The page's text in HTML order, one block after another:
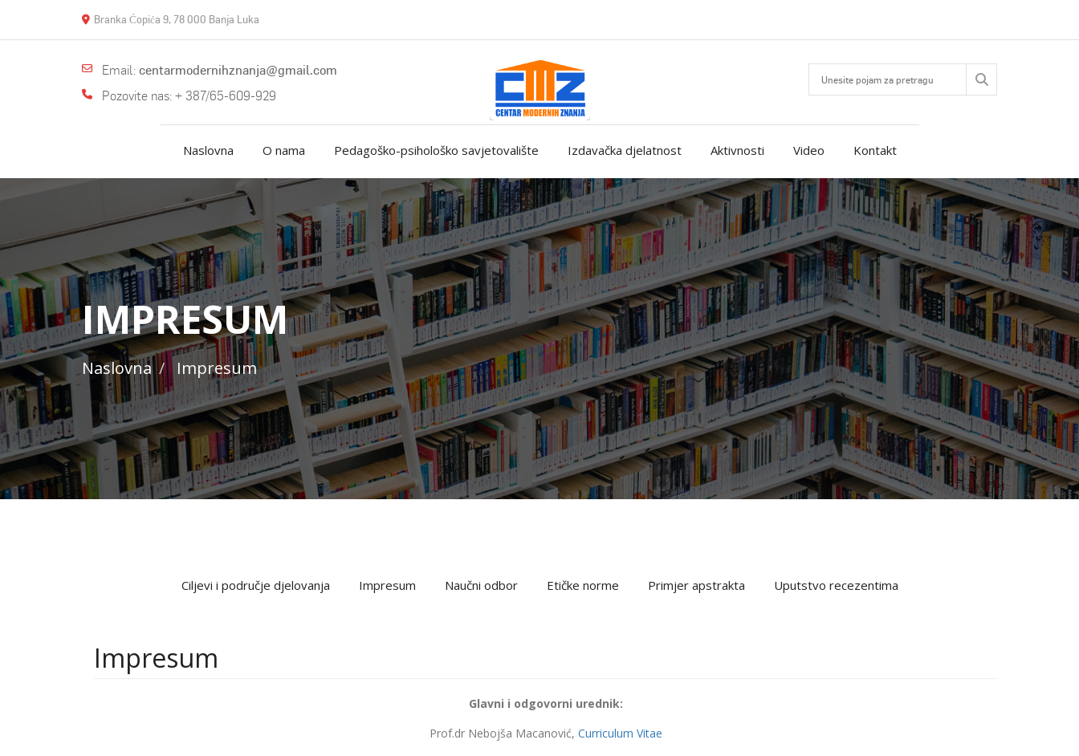
Branka Ćopića 9, 78 000 Banja Luka
Email: centarmodernihznanja@gmail.com
Pozovite nas: + 387/65-609-929
Naslovna O nama Pedagoško-psihološko savjetovalište Izdavačka djelatnost Aktivnosti Video Kontakt
IMPRESUM
Naslovna Impresum
Ciljevi i područje djelovanja Impresum Naučni odbor Etičke norme Primjer apstrakta Uputstvo recezentima
Impresum
Glavni i odgovorni urednik:
Prof.dr Nebojša Macanović, Curriculum Vitae